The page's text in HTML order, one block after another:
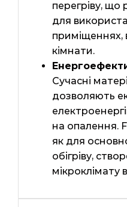
перегріву, що
для
приміщеннях,
кімнати.
Сучасні
дозволяють
на опалення.
як для
обігріву,
мікроклімату